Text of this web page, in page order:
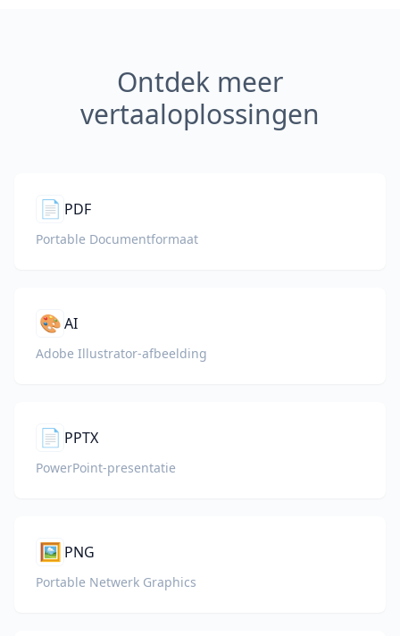
Ontdek meer
vertaaloplossingen
📄 PDF
Portable Documentformaat
🎨AI
Adobe Illustrator-afbeelding
📄 PPTX
PowerPoint-presentatie
🖼️ PNG
Portable Netwerk Graphics